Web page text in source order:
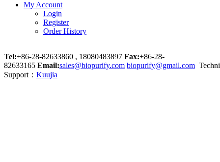
My Account
Login
Register
Order History
Tel:+86-28-82633860 , 18080483897 Fax:+86-28-
82633165 Email:sales@biopurify.com biopurify@gmail.com
Support： Kuujia